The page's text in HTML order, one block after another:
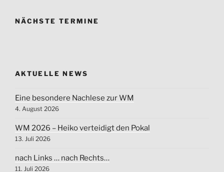
NÄCHSTE TERMINE
AKTUELLE NEWS
Eine besondere Nachlese zur WM
4. August 2026
WM 2026 – Heiko verteidigt den Pokal
13. Juli 2026
nach Links … nach Rechts…
11. Juli 2026